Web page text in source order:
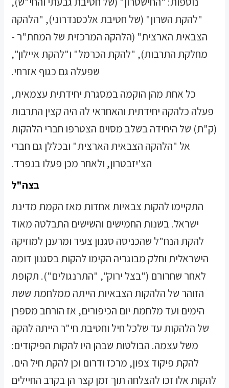
"להקת השרון" (של חטיבת אלכסנדרוני), "הלהקה
הצבאית הארצית" (הלהקה המרכזית של המחת"ר -
מחלקת התרבות), "להקת הכרמל" ו"להקת איילון",
שפעלה גם כגוף אזרחי.
כל אחת מהן הוקמה במסגרת יחידתית עצמאית,
פעלה כלהקה יחידתית והאחראי לה היה קצין התרבות
(ק"ת) של היחידה בשלב מסוים הצטרפו חברי הלהקות
אל "הלהקה הצבאית הארצית" ובכללן גם חברי
הצ'יזבטרון, ולאחר מכן פעלו בנפרד.
בצה"ל
התקיימו להקות צבאיות אחדות מאז הקמת מדינת
ישראל. בשנות החמישים והשישים התבלטה מאוד
להקת הנח"ל שהכניסה סגנון צעיר ומרענן למוזיקה
הישראלית וחלק מבוגריה הקימו להקות בסגנון דומה
לאחר שחרורם ("בצל ירוק", "התרנגולים"). תקופת
הזוהר של הלהקות הצבאיות הייתה ממלחמת ששת
הימים ועד מלחמת יום הכיפורים, אז הורחב מספרן
של הלהקות עד שלכל חיל וחטיבת חי"ר הייתה להקה
משל עצמה. הבולטות שבהן היו להקות הפיקודים:
להקת פיקוד צפון, מרכז ודרום וכן להקת חיל הים.
להקות אלו זכו להצלחה תוך זמן קצר הן בקרב החיילים